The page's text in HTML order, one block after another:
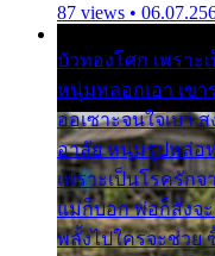
87 views •
บัวทองโศก เพรา
หนุ่มหลอกเอา เข
ออเซาะจนใจเบา
อาลัย หนุ่มรูปหล่อ
เพราะเป็นโรครักจ
แม่ก็บอก พ่อก็สั่งจ
พลั้งไปใครจะช่วย